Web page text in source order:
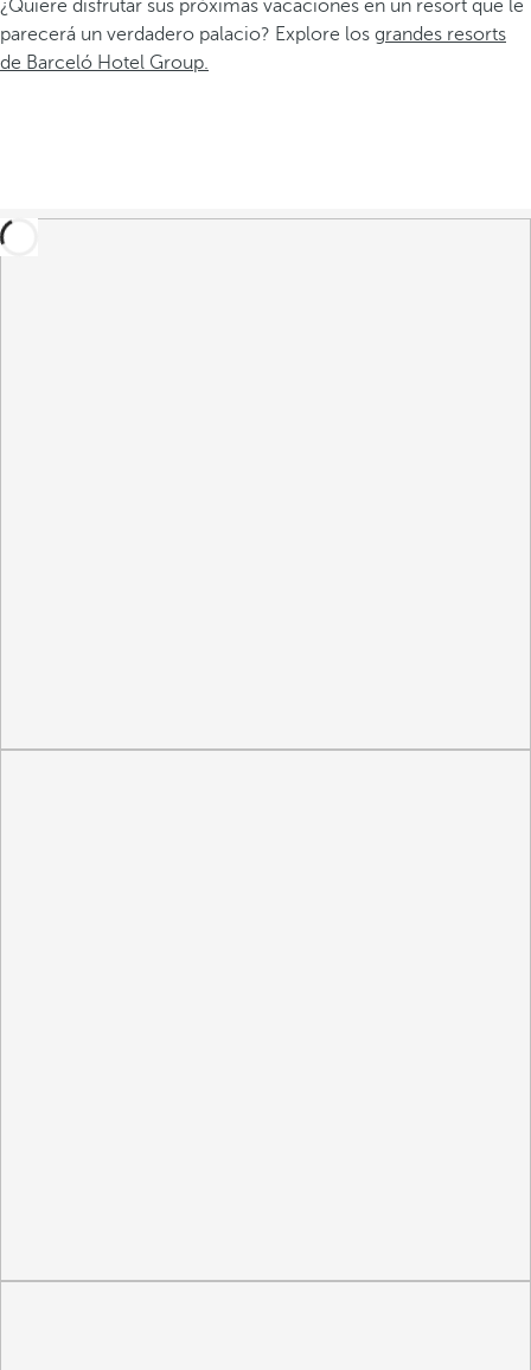
¿Quiere disfrutar sus próximas vacaciones en un resort que le
parecerá un verdadero palacio? Explore los grandes resorts
de Barceló Hotel Group.